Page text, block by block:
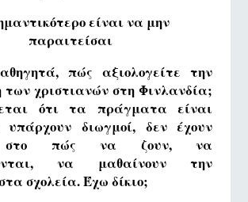
είναι να μην
παραιτείσαι
πώς αξιολογείτε την
χριστιανών στη Φινλανδία;
ότι τα πράγματα είναι
διωγμοί, δεν έχουν
στο πώς να ζουν, να
να μαθαίνουν την
σχολεία. Έχω δίκιο;